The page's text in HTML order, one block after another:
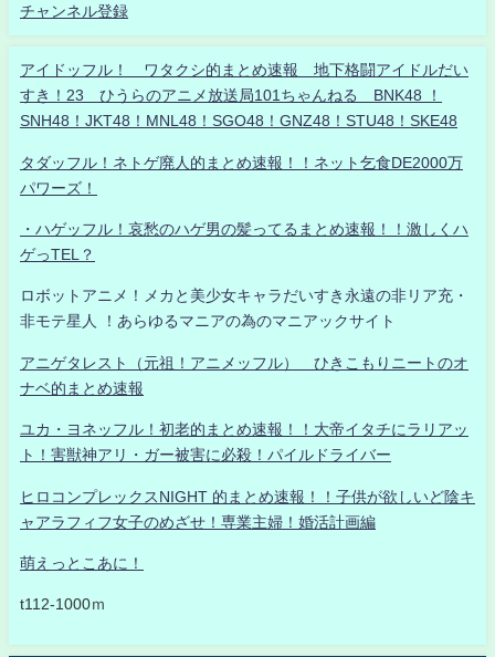
チャンネル登録
アイドッフル！ ワタクシ的まとめ速報 地下格闘アイドルだい
すき！23 ひうらのアニメ放送局101ちゃんねる BNK48 ！
SNH48！JKT48！MNL48！SGO48！GNZ48！STU48！SKE48
タダッフル！ネトゲ廃人的まとめ速報！！ネット乞食DE2000万
パワーズ！
・ハゲッフル！哀愁のハゲ男の髪ってるまとめ速報！！激しくハ
ゲっTEL？
ロボットアニメ！メカと美少女キャラだいすき永遠の非リア充・
非モテ星人 ！あらゆるマニアの為のマニアックサイト
アニゲタレスト（元祖！アニメッフル） ひきこもりニートのオ
ナベ的まとめ速報
ユカ・ヨネッフル！初老的まとめ速報！！大帝イタチにラリアッ
ト！害獣神アリ・ガー被害に必殺！パイルドライバー
ヒロコンプレックスNIGHT 的まとめ速報！！子供が欲しいど陰キ
ャアラフィフ女子のめざせ！専業主婦！婚活計画編
萌えっとこあに！
t112-1000ｍ